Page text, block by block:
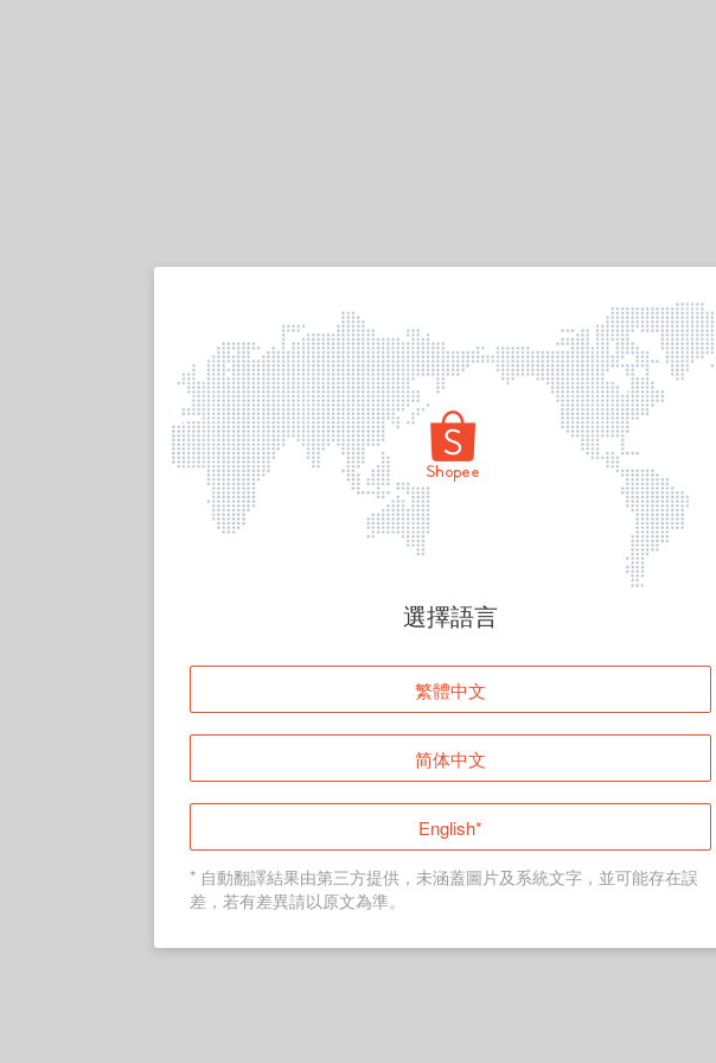
頁面無法顯示
登入
返回首頁
選擇語言
繁體中文
简体中文
English*
* 自動翻譯結果由第三方提供，未涵蓋圖片及系統文字，並可能存在誤
差，若有差異請以原文為準。